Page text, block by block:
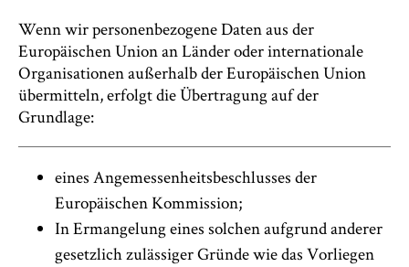
Wenn wir personenbezogene Daten aus der
Europäischen Union an Länder oder internationale
Organisationen außerhalb der Europäischen Union
übermitteln, erfolgt die Übertragung auf der
Grundlage:
eines Angemessenheitsbeschlusses der
Europäischen Kommission;
In Ermangelung eines solchen aufgrund anderer
gesetzlich zulässiger Gründe wie das Vorliegen